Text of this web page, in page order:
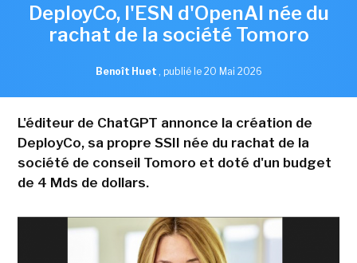
DeployCo, l'ESN d'OpenAI née du
rachat de la société Tomoro
Benoît Huet , publié le 20 Mai 2026
L'éditeur de ChatGPT annonce la création de
DeployCo, sa propre SSII née du rachat de la
société de conseil Tomoro et doté d'un budget
de 4 Mds de dollars.